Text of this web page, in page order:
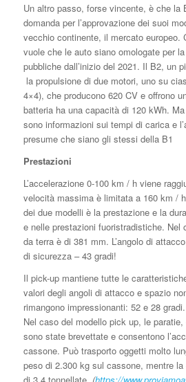
Un altro passo, forse vincente, è che la
domanda per l’approvazione dei suoi
vecchio continente, il mercato europeo.
vuole che le auto siano omologate per
pubbliche dall’inizio del 2021. Il B2, un
la propulsione di due motori, uno su
4×4), che producono 620 CV e offrono
batteria ha una capacità di 120 kWh.
sono informazioni sui tempi di carica e
presume che siano gli stessi della B1
Prestazioni
L’accelerazione 0-100 km / h viene
velocità massima è limitata a 160 km /
dei due modelli è la prestazione e la
e nelle prestazioni fuoristradistiche. Nel
da terra è di 381 mm. L’angolo di
di sicurezza – 43 gradi!
Il pick-up mantiene tutte le
valori degli angoli di attacco e spazio
rimangono impressionanti: 52 e 28 gradi.
Nel caso del modello pick up, le
sono state brevettate e consentono
cassone. Può trasporto oggetti molto
peso di 2.300 kg sul cassone, mentre